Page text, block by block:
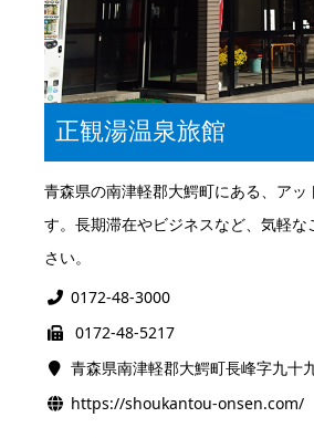
正観湯温泉旅館
青森県の南津軽郡大鰐町にある、アッ
す。長期滞在やビジネスなど、気軽な
さい。
0172-48-3000
0172-48-5217
青森県南津軽郡大鰐町長峰字九十
https://shoukantou-onsen.com/